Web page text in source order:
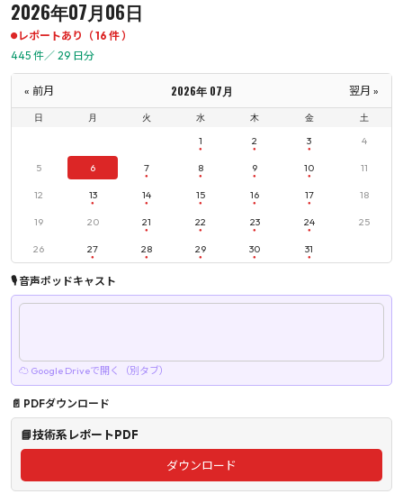
2026年07月06日
レポートあり（ 16 件 ）
445 件／ 29 日分
« 前月 2026年 07月 翌月 »
日 月 火 水 木 金 土
1 2 3 4
5 6 7 8 9 10 11
12 13 14 15 16 17 18
19 20 21 22 23 24 25
26 27 28 29 30 31
🎙 音声ポッドキャスト
☁ Google Driveで開く（別タブ）
📄 PDFダウンロード
📘技術系レポートPDF
ダウンロード